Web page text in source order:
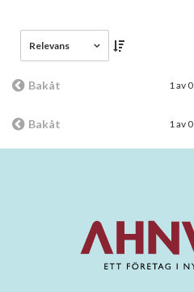
Relevans
Bakåt 1 av 0
Bakåt 1 av 0